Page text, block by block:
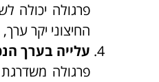
פרגולה יכולה
החיצוני יקר
עלייה בערך
פרגולה